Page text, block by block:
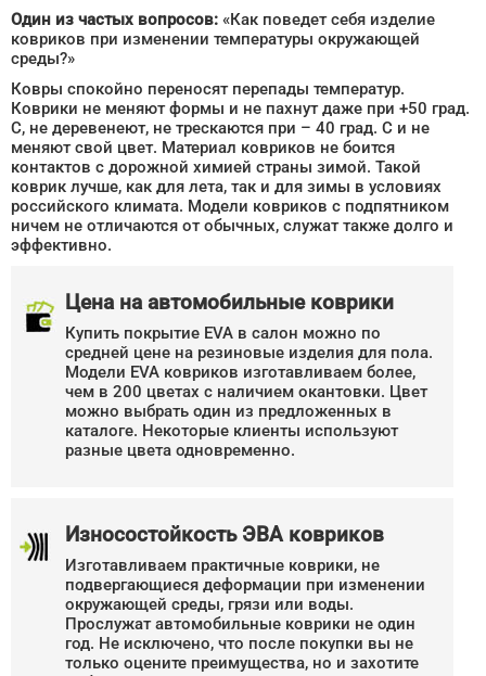
Один из частых вопросов: «Как поведет себя изделие
ковриков при изменении температуры окружающей
среды?»
Ковры спокойно переносят перепады температур.
Коврики не меняют формы и не пахнут даже при +50 град.
С, не деревенеют, не трескаются при – 40 град. С и не
меняют свой цвет. Материал ковриков не боится
контактов с дорожной химией страны зимой. Такой
коврик лучше, как для лета, так и для зимы в условиях
российского климата. Модели ковриков с подпятником
ничем не отличаются от обычных, служат также долго и
эффективно.
Цена на автомобильные коврики
Купить покрытие EVA в салон можно по
средней цене на резиновые изделия для пола.
Модели EVA ковриков изготавливаем более,
чем в 200 цветах с наличием окантовки. Цвет
можно выбрать один из предложенных в
каталоге. Некоторые клиенты используют
разные цвета одновременно.
Износостойкость ЭВА ковриков
Изготавливаем практичные коврики, не
подвергающиеся деформации при изменении
окружающей среды, грязи или воды.
Прослужат автомобильные коврики не один
год. Не исключено, что после покупки вы не
только оцените преимущества, но и захотите